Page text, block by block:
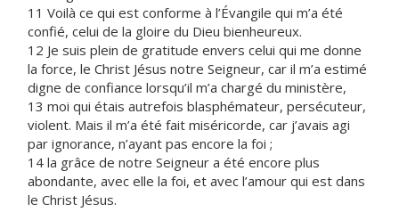
11 Voilà ce qui est conforme à l’Évangile qui m’a été
confié, celui de la gloire du Dieu bienheureux.
12 Je suis plein de gratitude envers celui qui me donne
la force, le Christ Jésus notre Seigneur, car il m’a estimé
digne de confiance lorsqu’il m’a chargé du ministère,
13 moi qui étais autrefois blasphémateur, persécuteur,
violent. Mais il m’a été fait miséricorde, car j’avais agi
par ignorance, n’ayant pas encore la foi ;
14 la grâce de notre Seigneur a été encore plus
abondante, avec elle la foi, et avec l’amour qui est dans
le Christ Jésus.